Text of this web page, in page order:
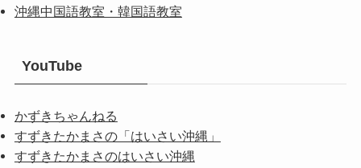
沖縄中国語教室・韓国語教室
YouTube
かずきちゃんねる
すずきたかまさの「はいさい沖縄」
すずきたかまさのはいさい沖縄